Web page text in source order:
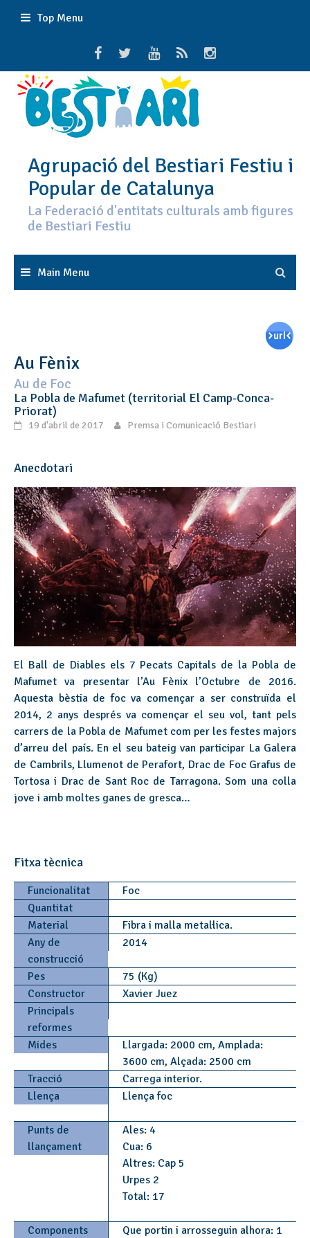
Top Menu
Agrupació del Bestiari Festiu i
Popular de Catalunya
La Federació d'entitats culturals amb figures
de Bestiari Festiu
Main Menu
Au Fènix
Au de Foc
La Pobla de Mafumet (territorial El Camp-Conca-
Priorat)
19 d'abril de 2017 Premsa i Comunicació Bestiari
Anecdotari
El Ball de Diables els 7 Pecats Capitals de la Pobla de
Mafumet va presentar l’Au Fènix l’Octubre de 2016.
Aquesta bèstia de foc va començar a ser construïda el
2014, 2 anys després va començar el seu vol, tant pels
carrers de la Pobla de Mafumet com per les festes majors
d’arreu del país. En el seu bateig van participar La Galera
de Cambrils, Llumenot de Perafort, Drac de Foc Grafus de
Tortosa i Drac de Sant Roc de Tarragona. Som una colla
jove i amb moltes ganes de gresca…
Fitxa tècnica
Funcionalitat
Foc
Quantitat
Material
Fibra i malla metal·lica.
Any de
construcció
2014
Pes
75 (Kg)
Constructor
Xavier Juez
Principals
reformes
Mides
Llargada: 2000 cm, Amplada:
3600 cm, Alçada: 2500 cm
Tracció
Carrega interior.
Llença
Llença foc
Punts de
llançament
Ales: 4
Cua: 6
Altres: Cap 5
Urpes 2
Total: 17
Components
Que portin i arrosseguin alhora: 1